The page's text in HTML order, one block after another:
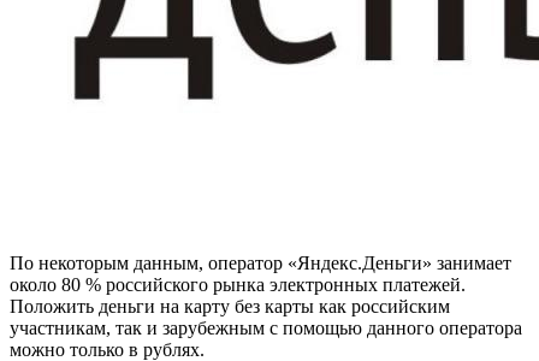
По некоторым данным, оператор «Яндекс.Деньги» занимает
около 80 % российского рынка электронных платежей.
Положить деньги на карту без карты как российским
участникам, так и зарубежным с помощью данного оператора
можно только в рублях.